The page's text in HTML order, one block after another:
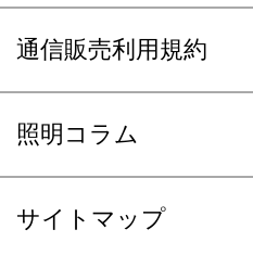
通信販売利用規約
照明コラム
サイトマップ